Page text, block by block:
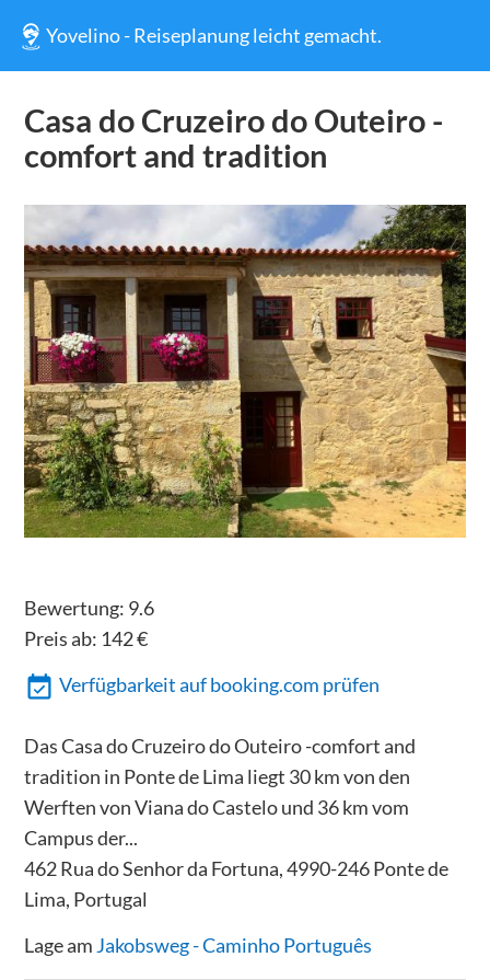
Yovelino - Reiseplanung leicht gemacht.
Casa do Cruzeiro do Outeiro -
comfort and tradition
Bewertung: 9.6
Preis ab: 142€
Verfügbarkeit auf booking.com prüfen
Das Casa do Cruzeiro do Outeiro -comfort and
tradition in Ponte de Lima liegt 30 km von den
Werften von Viana do Castelo und 36 km vom
Campus der...
462 Rua do Senhor da Fortuna, 4990-246 Ponte de
Lima, Portugal
Lage am Jakobsweg - Caminho Português